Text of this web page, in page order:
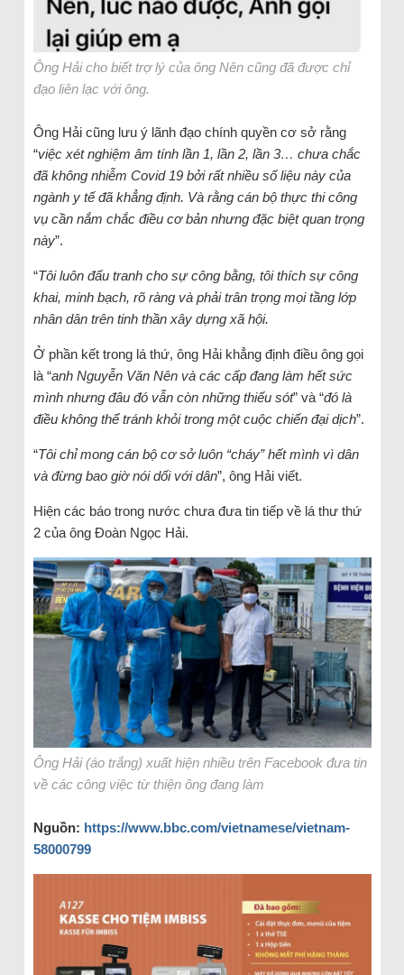
Ông Hải cho biết trợ lý của ông Nên cũng đã được chỉ
đạo liên lạc với ông.
Ông Hải cũng lưu ý lãnh đạo chính quyền cơ sở rằng
“việc xét nghiệm âm tính lần 1, lần 2, lần 3… chưa chắc
đã không nhiễm Covid 19 bởi rất nhiều số liệu này của
ngành y tế đã khẳng định. Và rằng cán bộ thực thi công
vụ cần nắm chắc điều cơ bản nhưng đặc biệt quan trọng
này”.
“Tôi luôn đấu tranh cho sự công bằng, tôi thích sự công
khai, minh bạch, rõ ràng và phải trân trọng mọi tầng lớp
nhân dân trên tinh thần xây dựng xã hội.
Ở phần kết trong lá thứ, ông Hải khẳng định điều ông gọi
là “anh Nguyễn Văn Nên và các cấp đang làm hết sức
mình nhưng đâu đó vẫn còn những thiếu sót” và “đó là
điều không thể tránh khỏi trong một cuộc chiến đại dịch”.
“Tôi chỉ mong cán bộ cơ sở luôn “cháy” hết mình vì dân
và đừng bao giờ nói dối với dân”, ông Hải viết.
Hiện các báo trong nước chưa đưa tin tiếp về lá thư thứ
2 của ông Đoàn Ngọc Hải.
Ông Hải (áo trắng) xuất hiện nhiều trên Facebook đưa tin
về các công việc từ thiện ông đang làm
Nguồn: https://www.bbc.com/vietnamese/vietnam-
58000799